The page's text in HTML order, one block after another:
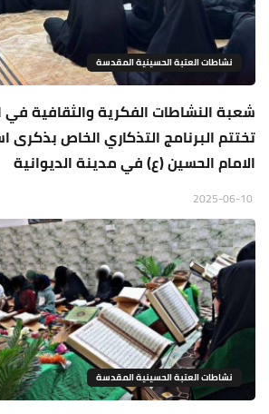
نشاطات العتبة الحسينية المقدسة
شعبة النشاطات الفكرية والثقافية في
تختتم البرنامج التذكاري الخاص
الامام الحسين (ع) في مدينة الديوانية
نشاطات العتبة الحسينية المقدسة